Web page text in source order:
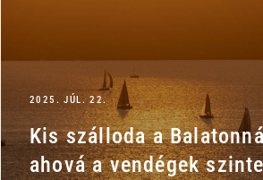
2025. JÚL. 22.
Kis szálloda a
ahová a vendégek